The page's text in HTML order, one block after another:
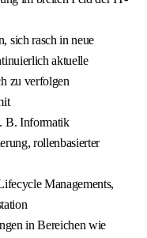
sich rasch in neue
aktuelle
zu verfolgen
B. Informatik
rollenbasierter
Managements,
in Bereichen wie